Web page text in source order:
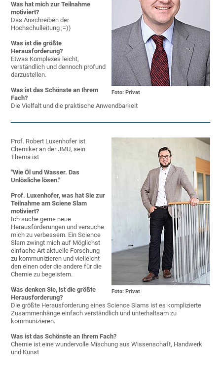
Foto: Privat
Was hat mich zur Teilnahme
motiviert?
Das Anschreiben der
Hochschulleitung ;=))
Was ist die größte
Herausforderung?
Etwas Komplexes leicht,
verständlich und dennoch profund
darzustellen.
Was ist das Schönste an Ihrem
Fach?
Die Vielfalt und die praktische Anwendbarkeit
Foto: Privat
Prof. Robert Luxenhofer ist
Chemiker an der JMU, sein
Thema ist
"Wie Öl und Wasser. Das
Unlösliche lösen."
Prof. Luxenhofer, was hat Sie zur
Teilnahme am Sciene Slam
motiviert?
Ich suche gerne neue
Herausforderungen und versuche
mich zu verbessern. Ein Science
Slam zwingt mich auf Möglichst
einfache Art aktuelle Forschung
zu kommunizieren und vielleicht
den einen oder die andere für die
Chemie zu begeistern.
Was denken Sie, ist die größte
Herausforderung?
Die größte Herausforderung eines Science Slams ist es komplizierte
Zusammenhänge einfach verständlich und unterhaltsam zu
kommunizieren.
Was ist das Schönste an Ihrem Fach?
Chemie ist eine wundervolle Mischung aus Wissenschaft, Handwerk
und Kunst